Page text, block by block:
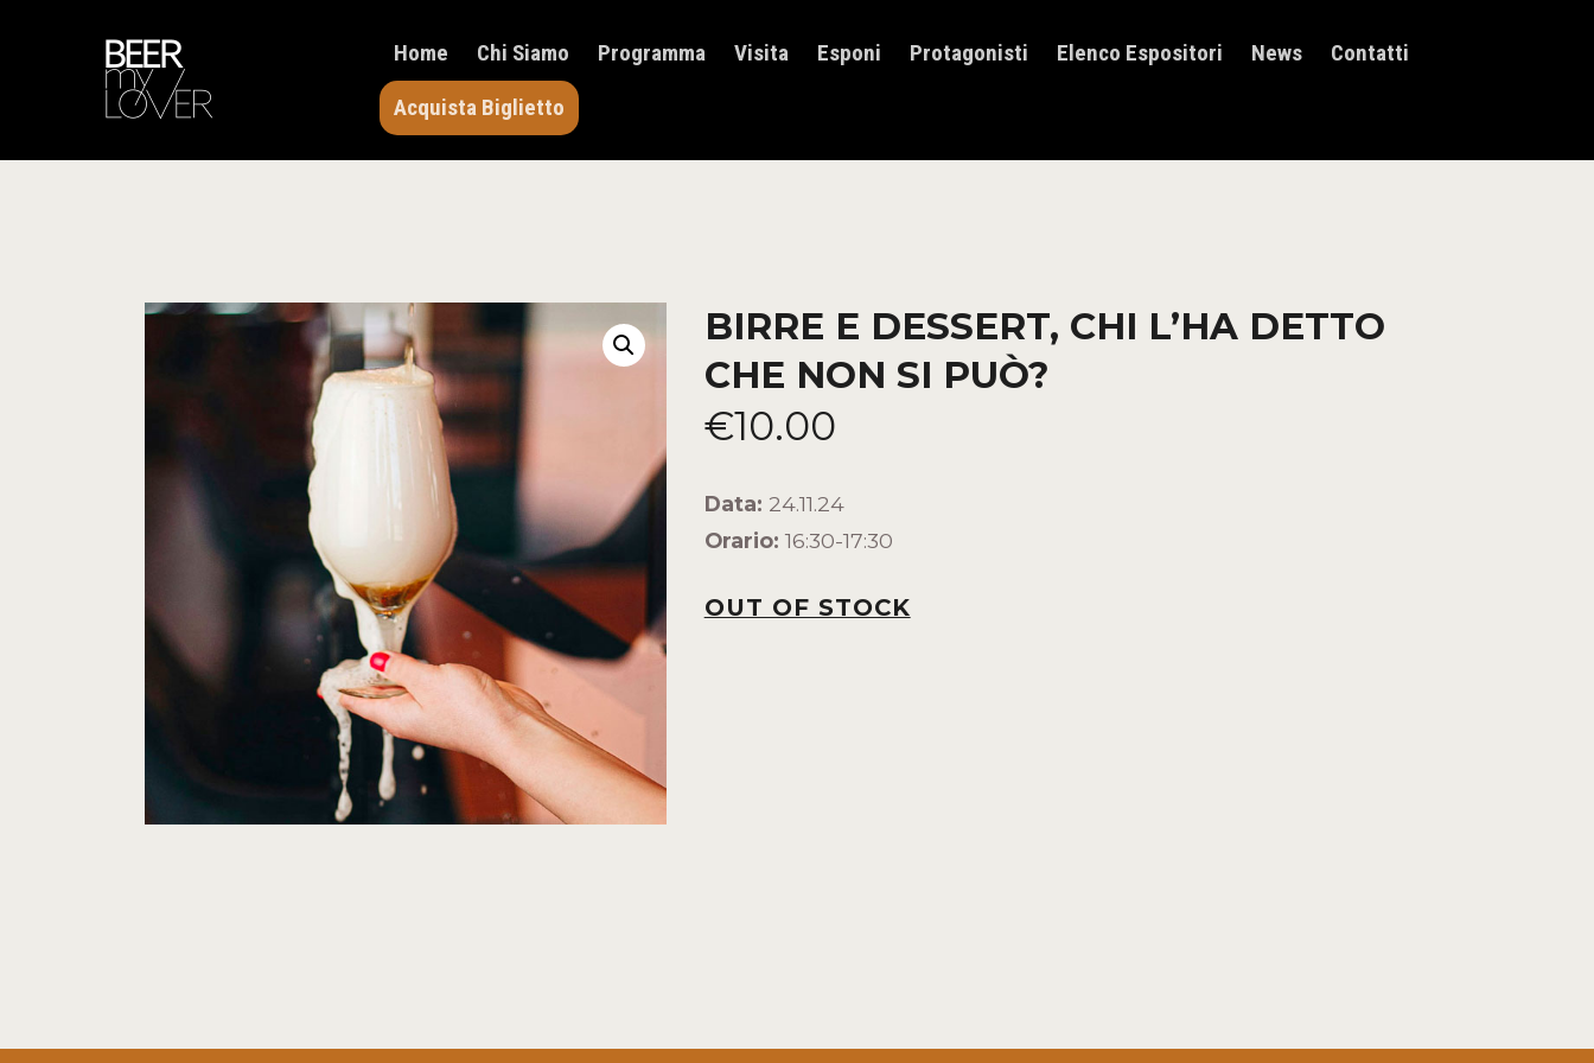
Home Chi Siamo Programma Visita Esponi Protagonisti Elenco Espositori News
Contatti
Acquista Biglietto
CHI SIAMO
PROGRAMMA
VISITA
ESPONI
ACQUISTA BIGLIETTO
BIRRE E DESSERT, CHI L’HA DETTO
CHE NON SI PUÒ?
€10.00
Data: 24.11.24
Orario: 16:30-17:30
OUT OF STOCK